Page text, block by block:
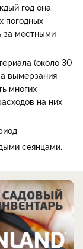
год она
погодных
за местными
(около 30
вымерзания
многих
на них
сеянцами.